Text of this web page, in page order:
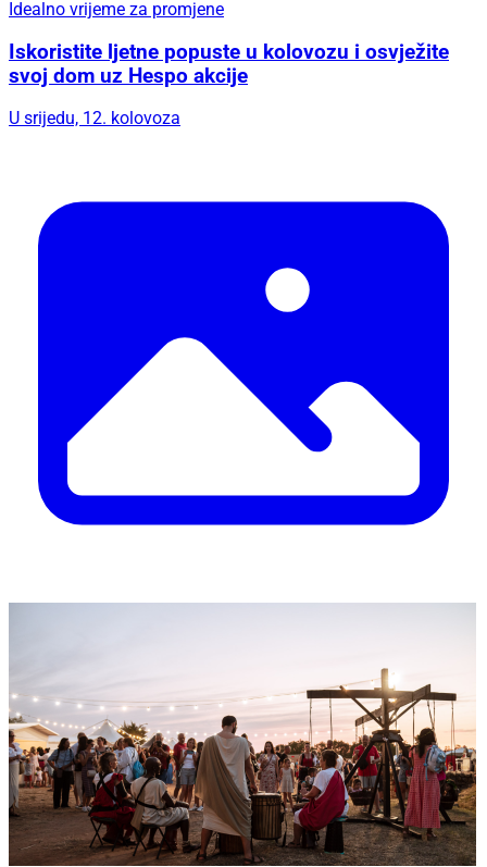
Idealno vrijeme za promjene
Iskoristite ljetne popuste u kolovozu i osvježite
svoj dom uz Hespo akcije
U srijedu, 12. kolovoza